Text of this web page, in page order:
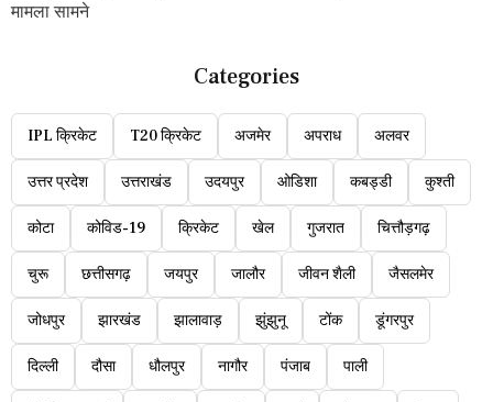
मामला सामने
Categories
IPL क्रिकेट T20 क्रिकेट अजमेर अपराध अलवर
उत्तर प्रदेश उत्तराखंड उदयपुर ओडिशा कबड्डी कुश्ती
कोटा कोविड-19 क्रिकेट खेल गुजरात चित्तौड़गढ़
चुरू छत्तीसगढ़ जयपुर जालौर जीवन शैली जैसलमेर
जोधपुर झारखंड झालावाड़ झुंझुनू टोंक डूंगरपुर
दिल्ली दौसा धौलपुर नागौर पंजाब पाली